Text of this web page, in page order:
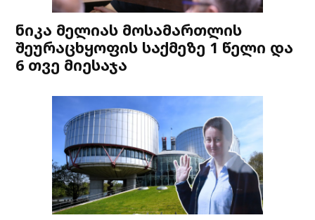
ნიკა მელიას მოსამართლის
შეურაცხყოფის საქმეზე 1 წელი და
6 თვე მიესაჯა